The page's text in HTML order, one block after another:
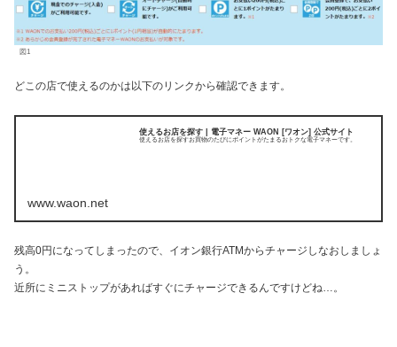
図1
どこの店で使えるのかは以下のリンクから確認できます。
使えるお店を探す | 電子マネー WAON [ワオン] 公式サイト
使えるお店を探すお買物のたびにポイントがたまるおトクな電子マネーです。
www.waon.net
残高0円になってしまったので、イオン銀行ATMからチャージしなおしましょ
う。
近所にミニストップがあればすぐにチャージできるんですけどね…。